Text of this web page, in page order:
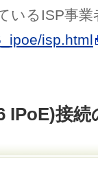
いるISP事
isp.html
IPoE)接